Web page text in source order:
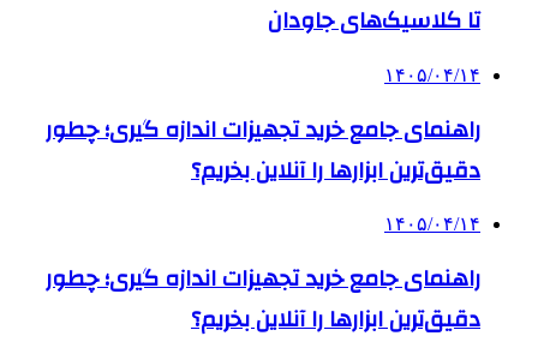
تا کلاسیک‌های جاودان
۱۴۰۵/۰۴/۱۴
راهنمای جامع خرید تجهیزات اندازه گیری؛ چطور
دقیق‌ترین ابزارها را آنلاین بخریم؟
۱۴۰۵/۰۴/۱۴
راهنمای جامع خرید تجهیزات اندازه گیری؛ چطور
دقیق‌ترین ابزارها را آنلاین بخریم؟